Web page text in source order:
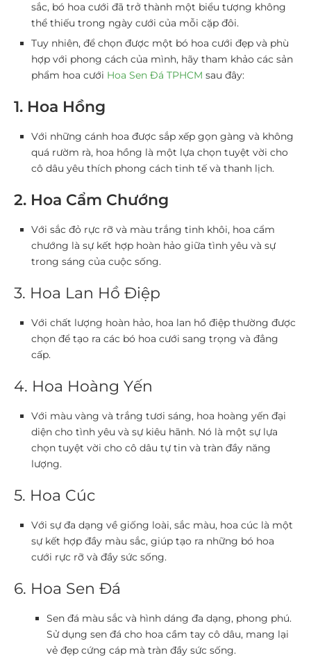
sắc, bó hoa cưới đã trở thành một biểu tượng không
thể thiếu trong ngày cưới của mỗi cặp đôi.
Tuy nhiên, để chọn được một bó hoa cưới đẹp và phù
hợp với phong cách của mình, hãy tham khảo các sản
phẩm hoa cưới Hoa Sen Đá TPHCM sau đây:
1. Hoa Hồng
Với những cánh hoa được sắp xếp gọn gàng và không
quá rườm rà, hoa hồng là một lựa chọn tuyệt vời cho
cô dâu yêu thích phong cách tinh tế và thanh lịch.
2. Hoa Cẩm Chướng
Với sắc đỏ rực rỡ và màu trắng tinh khôi, hoa cẩm
chướng là sự kết hợp hoàn hảo giữa tình yêu và sự
trong sáng của cuộc sống.
3. Hoa Lan Hồ Điệp
Với chất lượng hoàn hảo, hoa lan hồ điệp thường được
chọn để tạo ra các bó hoa cưới sang trọng và đẳng
cấp.
4. Hoa Hoàng Yến
Với màu vàng và trắng tươi sáng, hoa hoàng yến đại
diện cho tình yêu và sự kiêu hãnh. Nó là một sự lựa
chọn tuyệt vời cho cô dâu tự tin và tràn đầy năng
lượng.
5. Hoa Cúc
Với sự đa dạng về giống loài, sắc màu, hoa cúc là một
sự kết hợp đầy màu sắc, giúp tạo ra những bó hoa
cưới rực rỡ và đầy sức sống.
6. Hoa Sen Đá
Sen đá màu sắc và hình dáng đa dạng, phong phú.
Sử dụng sen đá cho hoa cầm tay cô dâu, mang lại
vẻ đẹp cứng cáp mà tràn đầy sức sống.